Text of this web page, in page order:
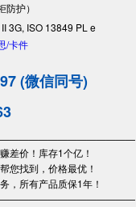
防护）
3G, ISO 13849 PL e
/卡件
(微信同号)
差价！库存1个亿！
您找到，价格最优！
，所有产品质保1年！